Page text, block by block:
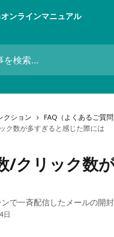
クション FAQ（よくあるご質問
ク数が多すぎると感じた際には
/クリック数
で一斉配信したメールの開
日